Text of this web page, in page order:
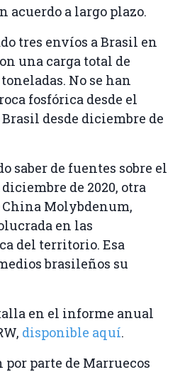
acuerdo a largo plazo.
tres envíos a Brasil en
una carga total de
No se han
fosfórica desde el
desde diciembre de
saber de fuentes sobre el
de 2020, otra
China Molybdenum,
en las
del territorio. Esa
brasileños su
en el informe anual
disponible aquí.
parte de Marruecos